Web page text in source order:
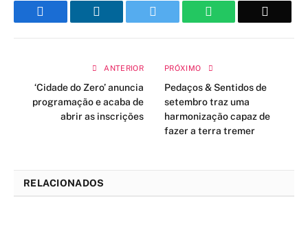
WhatsApp
ANTERIOR
‘Cidade do Zero’ anuncia
programação e acaba de
abrir as inscrições
PRÓXIMO
Pedaços & Sentidos de
setembro traz uma
harmonização capaz de
fazer a terra tremer
RELACIONADOS